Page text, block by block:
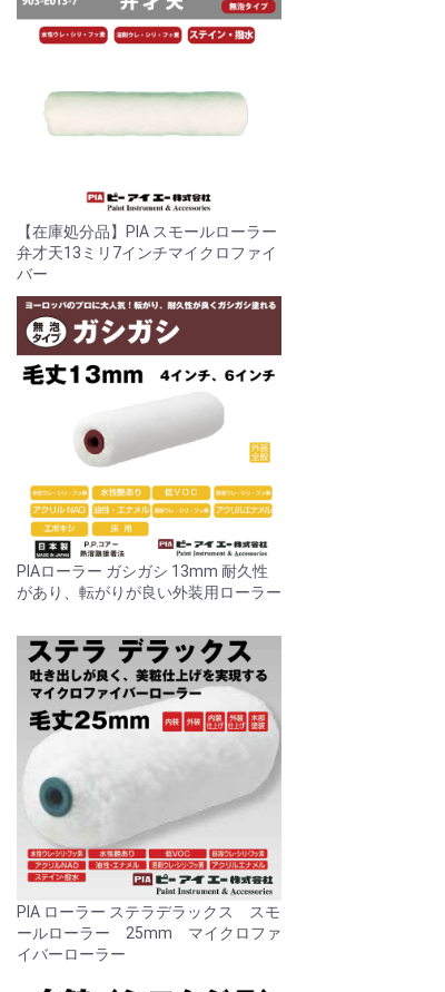
【在庫処分品】PIA スモールローラー
弁才天13ミリ7インチマイクロファイ
バー
PIAローラー ガシガシ 13mm 耐久性
があり、転がりが良い外装用ローラー
PIA ローラー ステラデラックス スモ
ールローラー 25mm マイクロファ
イバーローラー